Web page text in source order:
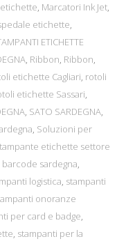
, Marcatori Ink Jet,
etichette,
ETICHETTE
, Ribbon, Ribbon,
etichette Cagliari, rotoli
etichette Sassari,
, SATO SARDEGNA,
, Soluzioni per
etichette settore
barcode sardegna,
logistica, stampanti
onoranze
per card e badge,
, stampanti per la